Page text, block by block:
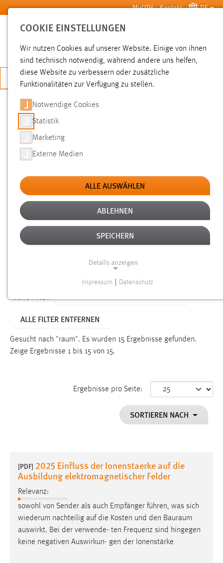
Zum Hauptinhalt springen MyOTH Kontakt DE
SUCHE
JETZT BEWERBEN
SUCHE
FILTER
Typ
Erstellungsdatum
Alter
Aktive Filter:
ALLE FILTER ENTFERNEN
Gesucht nach "raum". Es wurden 15 Ergebnisse gefunden.
Zeige Ergebnisse 1 bis 15 von 15.
Ergebnisse pro Seite:
SORTIEREN NACH
[PDF] 2025 Einfluss der Ionenstaerke auf die
Ausbildung elektromagnetischer Felder
Relevanz:
sowohl von Sender als auch Empfänger führen, was sich
wiederum nachteilig auf die Kosten und den Bauraum
auswirkt. Bei der verwende- ten Frequenz sind hingegen
keine negativen Auswirkun- gen der Ionenstärke
COOKIE EINSTELLUNGEN
Wir nutzen Cookies auf unserer Website. Einige von ihnen
sind technisch notwendig, während andere uns helfen,
diese Website zu verbessern oder zusätzliche
Funktionalitäten zur Verfügung zu stellen.
Notwendige Cookies
Statistik
Marketing
Externe Medien
ALLE AUSWÄHLEN
ABLEHNEN
SPEICHERN
Details anzeigen
Funktionen und sind für die einwandfreie Funktion der
Einverständnis
cookie_consent
Dieser Cookie speichert die ausgewählten Einverständnis-
Performance
Name:
staticfilecache
Zweck:
Für performante Seitenauslieferung wird in diesem Cookie
Impressum Datenschutz